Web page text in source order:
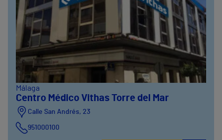
Málaga
Centro Médico Vithas Torre del Mar
Calle San Andrés, 23
951000100